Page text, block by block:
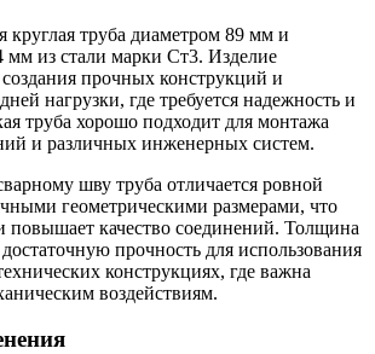
круглая труба диаметром 89 мм и
мм из стали марки Ст3. Изделие
прочных конструкций и
нагрузки, где требуется надежность и
труба хорошо подходит для монтажа
и различных инженерных систем.
шву труба отличается ровной
геометрическими размерами, что
повышает качество соединений. Толщина
прочность для использования
конструкциях, где важна
воздействиям.